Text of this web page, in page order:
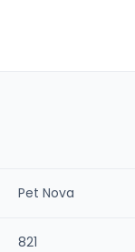
Pet Nova
821